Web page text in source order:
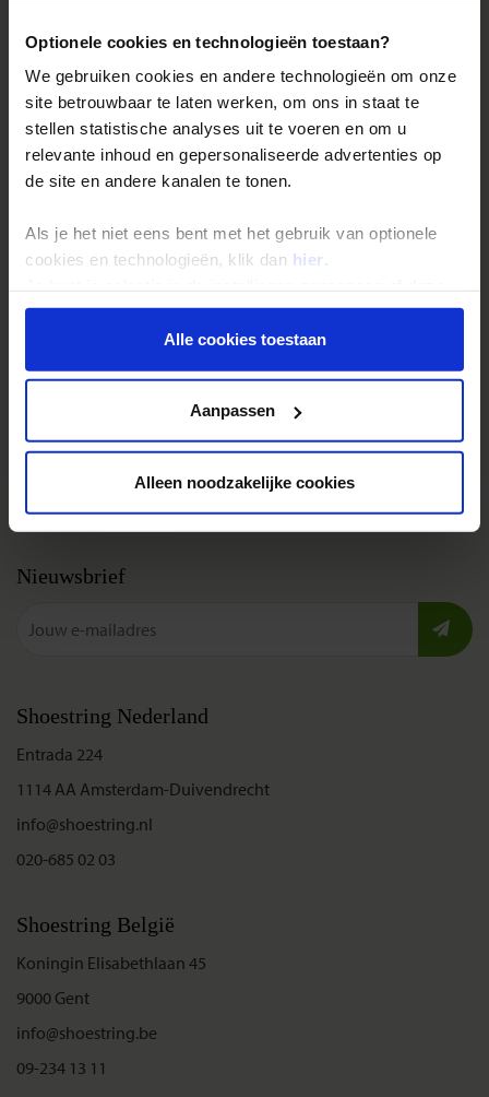
Optionele cookies en technologieën toestaan?
We gebruiken cookies en andere technologieën om onze
site betrouwbaar te laten werken, om ons in staat te
stellen statistische analyses uit te voeren en om u
relevante inhoud en gepersonaliseerde advertenties op
de site en andere kanalen te tonen.
Als je het niet eens bent met het gebruik van optionele
cookies en technologieën, klik dan hier .
onder aan de pagina op elk gewenst moment voor de
toekomst wijzigen.Alle cookies toestaan
Aanpassen
Alleen noodzakelijke cookies
Reisthema's
Groepsreizen
Single reizen
Festivalreizen
Gegarandeerde reizen
Nieuwe reizen
Bel, mail of chat met ons
Cookies instellingen
Disclaimer & copyright
Vacatures
Nieuwsbrief
Shoestring Nederland
Entrada 224
1114 AA Amsterdam-Duivendrecht
info@shoestring.nl
020-685 02 03
Shoestring België
Koningin Elisabethlaan 45
9000 Gent
info@shoestring.be
09-234 13 11